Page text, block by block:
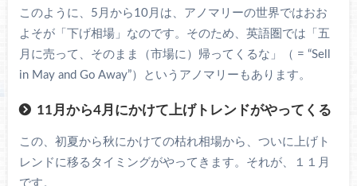
このように、5月から10月は、アノマリーの世界ではおお
よそが「下げ相場」なのです。そのため、英語圏では「五
月に売って、そのまま（市場に）帰ってくるな」（ = “Sell
in May and Go Away”）というアノマリーもあります。
11月から4月にかけて上げトレンドがやってくる
この、初夏から秋にかけての枯れ相場から、ついに上げト
レンドに移るタイミングがやってきます。それが、１１月
です。